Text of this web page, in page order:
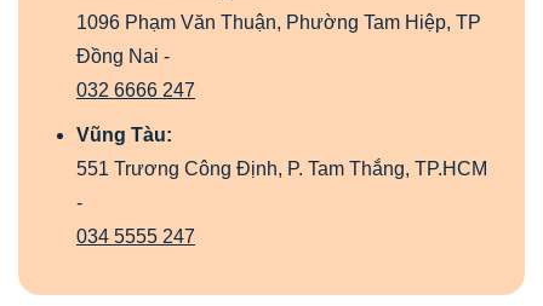
1096 Phạm Văn Thuận, Phường Tam Hiệp, TP
Đồng Nai -
032 6666 247
Vũng Tàu:
551 Trương Công Định, P. Tam Thắng, TP.HCM
-
034 5555 247